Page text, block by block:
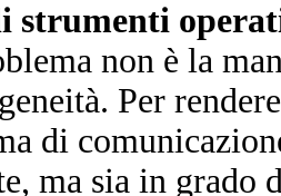
strumenti
non è la
Per
di
ma sia in grado